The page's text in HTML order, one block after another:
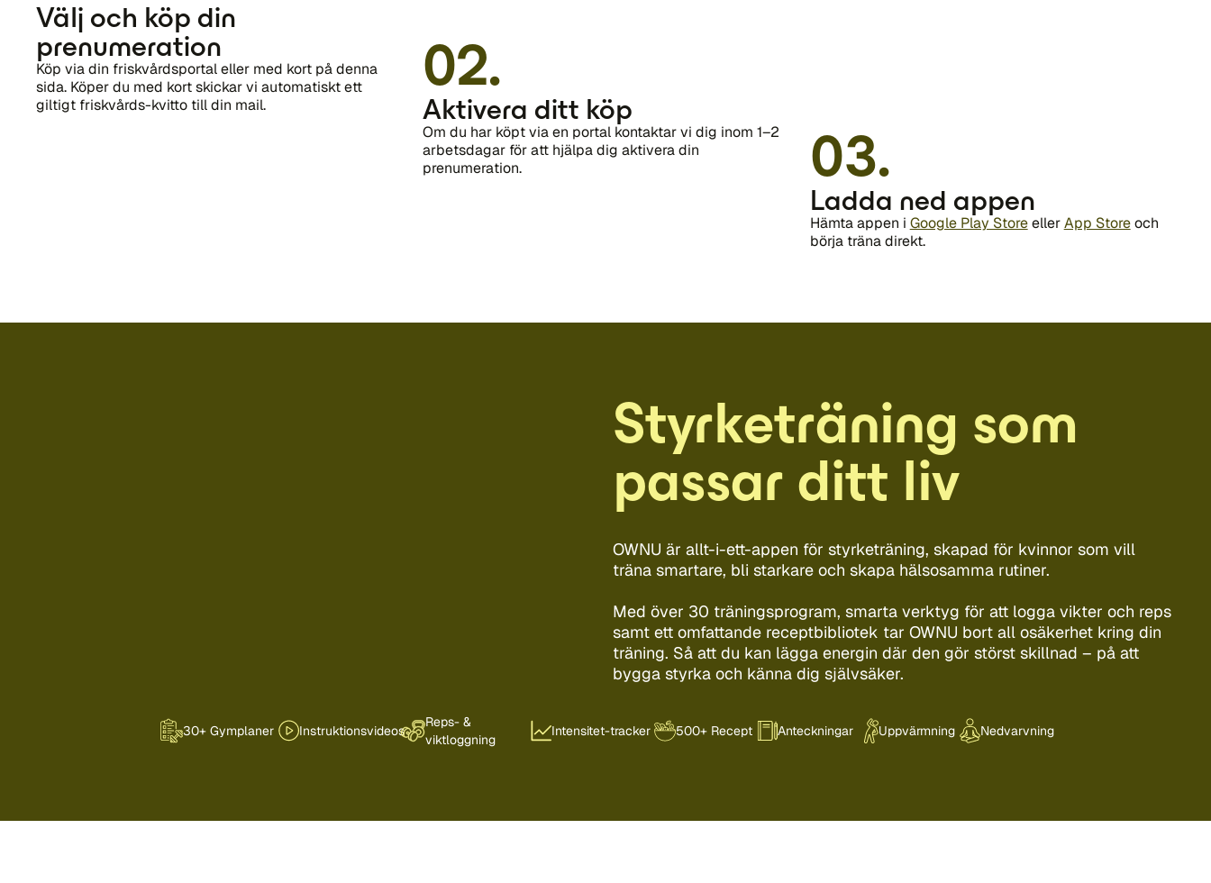
Välj och köp din
prenumeration
Köp via din friskvårdsportal eller med kort på denna
sida. Köper du med kort skickar vi automatiskt ett
giltigt friskvårds-kvitto till din mail.
02.
Aktivera ditt köp
Om du har köpt via en portal kontaktar vi dig inom 1–2
arbetsdagar för att hjälpa dig aktivera din
prenumeration.
03.
Ladda ned appen
Hämta appen i Google Play StoreellerApp Storeoch
börja träna direkt.
Styrketräning som
passar ditt liv
OWNU är allt-i-ett-appen för styrketräning, skapad för kvinnor som vill
träna smartare, bli starkare och skapa hälsosamma rutiner.
Med över 30 träningsprogram, smarta verktyg för att logga vikter och reps
samt ett omfattande receptbibliotek tar OWNU bort all osäkerhet kring din
träning. Så att du kan lägga energin där den gör störst skillnad – på att
bygga styrka och känna dig självsäker.
30+ Gymplaner Instruktionsvideos
Reps- &
viktloggning
Intensitet-tracker 500+ Recept Anteckningar Uppvärmning Nedvarvning